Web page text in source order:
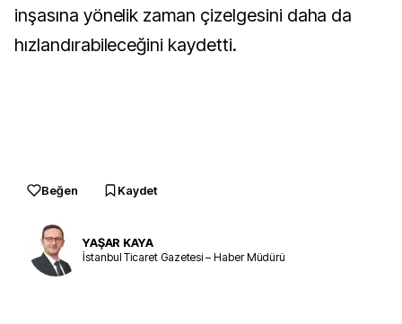
inşasına yönelik zaman çizelgesini daha da
hızlandırabileceğini kaydetti.
Beğen Kaydet
YAŞAR KAYA
İstanbul Ticaret Gazetesi – Haber Müdürü